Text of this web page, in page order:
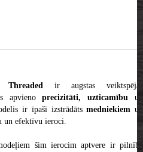
ir augstas veiktspējas
apvienoprecizitāti, uzticamību un
ir īpaši izstrādātsmedniekiem un
un efektīvu ieroci.
šim ierocim aptvere ir pilnībā